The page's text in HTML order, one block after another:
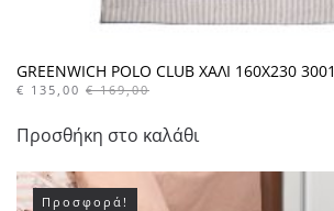
GREENWICH POLO CLUB ΧΑΛΙ 160X230 3001
€ 135,00 €169,00
Προσθήκη στο καλάθι
Προσφορά!